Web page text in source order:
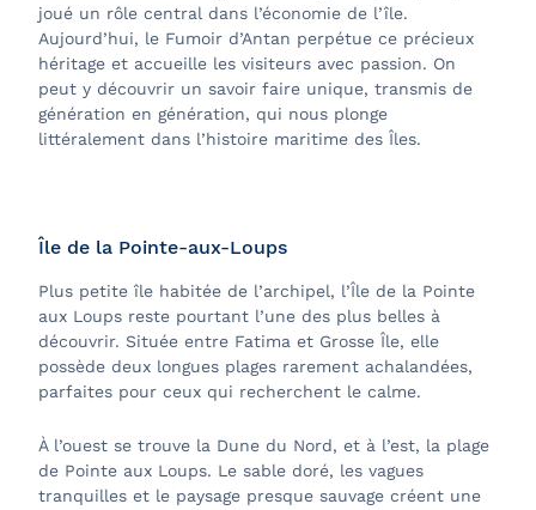
joué un rôle central dans l’économie de l’île.
Aujourd’hui, le Fumoir d’Antan perpétue ce précieux
héritage et accueille les visiteurs avec passion. On
peut y découvrir un savoir faire unique, transmis de
génération en génération, qui nous plonge
littéralement dans l’histoire maritime des Îles.
Île de la Pointe-aux-Loups
Plus petite île habitée de l’archipel, l’Île de la Pointe
aux Loups reste pourtant l’une des plus belles à
découvrir. Située entre Fatima et Grosse Île, elle
possède deux longues plages rarement achalandées,
parfaites pour ceux qui recherchent le calme.
À l’ouest se trouve la Dune du Nord, et à l’est, la plage
de Pointe aux Loups. Le sable doré, les vagues
tranquilles et le paysage presque sauvage créent une